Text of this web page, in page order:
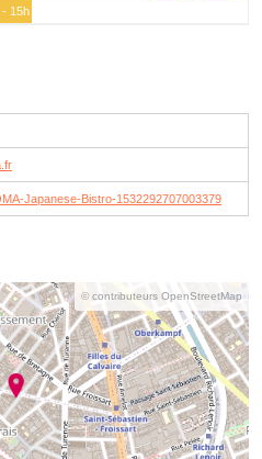
- 15h
Japanese-Bistro-1532292707003379
© contributeurs OpenStreetMap